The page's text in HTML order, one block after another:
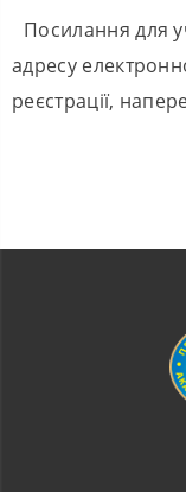
Посилання для
адресу
реєстрації,